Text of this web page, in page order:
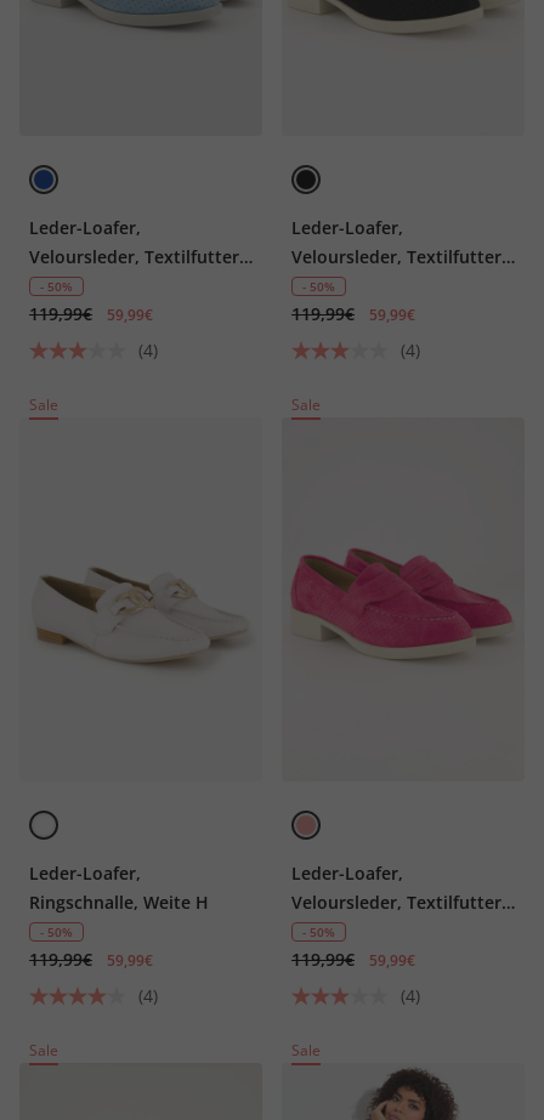
Leder-Loafer,
Veloursleder, Textilfutter,
Blockabsatz
- 50%
119,99€ 59,99€
(4)
Leder-Loafer,
Veloursleder, Textilfutter,
Blockabsatz
- 50%
119,99€ 59,99€
(4)
Sale
Leder-Loafer,
Ringschnalle, Weite H
- 50%
119,99€ 59,99€
(4)
Sale
Leder-Loafer,
Veloursleder, Textilfutter,
Blockabsatz
- 50%
119,99€ 59,99€
(4)
Sale Sale